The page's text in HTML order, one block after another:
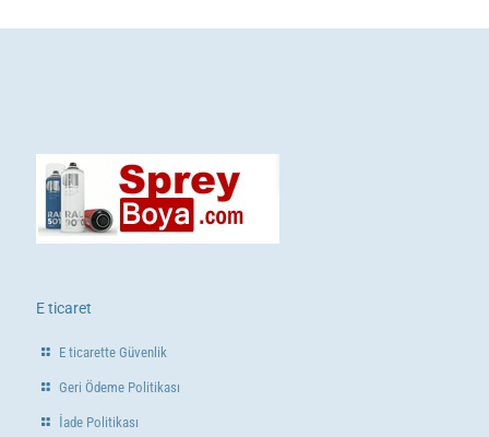
E ticaret
E ticarette Güvenlik
Geri Ödeme Politikası
İade Politikası